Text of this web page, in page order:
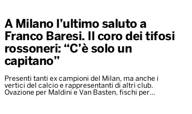
A Milano l’ultimo saluto a
Franco Baresi. Il coro dei tifosi
rossoneri: “C’è solo un
capitano”
Presenti tanti ex campioni del Milan, ma anche i
vertici del calcio e rappresentanti di altri club.
Ovazione per Maldini e Van Basten, fischi per…